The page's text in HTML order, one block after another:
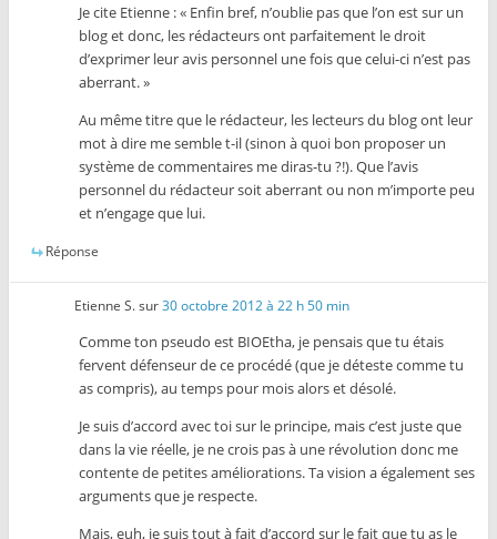
Je cite Etienne : « Enfin bref, n’oublie pas que l’on est sur un
blog et donc, les rédacteurs ont parfaitement le droit
d’exprimer leur avis personnel une fois que celui-ci n’est pas
aberrant. »
Au même titre que le rédacteur, les lecteurs du blog ont leur
mot à dire me semble t-il (sinon à quoi bon proposer un
système de commentaires me diras-tu ?!). Que l’avis
personnel du rédacteur soit aberrant ou non m’importe peu
et n’engage que lui.
Réponse
Etienne S.sur30 octobre 2012 à 22 h 50 min
Comme ton pseudo est BIOEtha, je pensais que tu étais
fervent défenseur de ce procédé (que je déteste comme tu
as compris), au temps pour mois alors et désolé.
Je suis d’accord avec toi sur le principe, mais c’est juste que
dans la vie réelle, je ne crois pas à une révolution donc me
contente de petites améliorations. Ta vision a également ses
arguments que je respecte.
Mais, euh, je suis tout à fait d’accord sur le fait que tu as le